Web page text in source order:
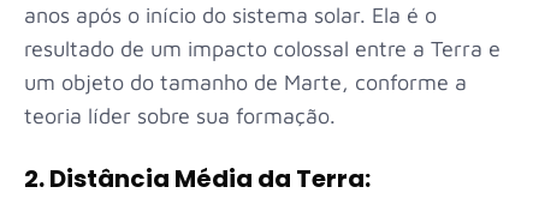
anos após o início do sistema solar. Ela é o
resultado de um impacto colossal entre a Terra e
um objeto do tamanho de Marte, conforme a
teoria líder sobre sua formação.
2. Distância Média da Terra: